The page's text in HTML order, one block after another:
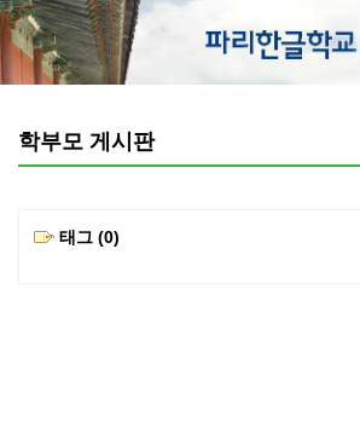
학부모 게시판
태그 (0)